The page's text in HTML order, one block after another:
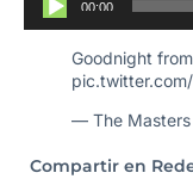
00:00
Goodnight
— The Masters
Compartir en